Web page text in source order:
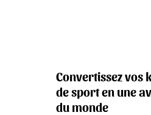
Convertissez vos
de sport en une
du monde